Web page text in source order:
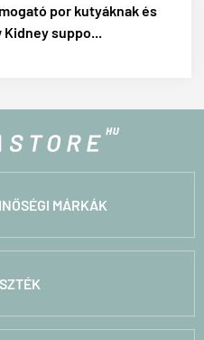
por kutyáknak és
Kidney suppo...
MÁRKÁK